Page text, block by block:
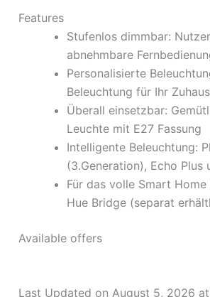
Features
Stufenlos dimmbar:
abnehmbare
Personalisierte
Beleuchtung für Ihr
Überall einsetzbar:
Leuchte mit E27 Fassung
Intelligente Beleuchtung:
(3.Generation), Echo Plus
Für das volle Smart
Hue Bridge (separat
Available offers
Last Updated on August 5, 2026 at